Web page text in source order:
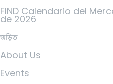
FIND Calendario del
de 2026
জড়িত
About Us
Events